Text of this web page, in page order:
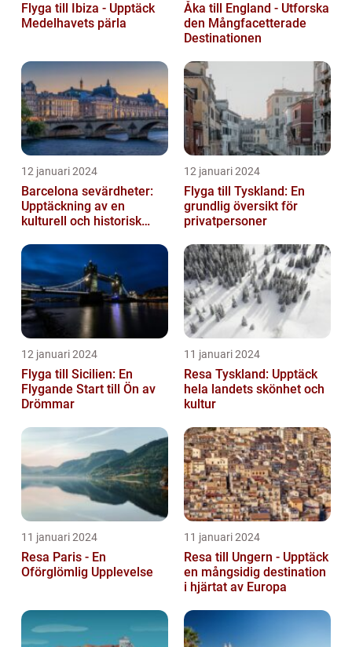
Flyga till Ibiza - Upptäck
Medelhavets pärla
Åka till England - Utforska
den Mångfacetterade
Destinationen
12 januari 2024
Barcelona sevärdheter:
Upptäckning av en
kulturell och historisk
12 januari 2024
Flyga till Tyskland: En
grundlig översikt för
privatpersoner
12 januari 2024
Flyga till Sicilien: En
Flygande Start till Ön av
Drömmar
11 januari 2024
Resa Tyskland: Upptäck
hela landets skönhet och
kultur
11 januari 2024
Resa Paris - En
Oförglömlig Upplevelse
11 januari 2024
Resa till Ungern - Upptäck
en mångsidig destination
i hjärtat av Europa